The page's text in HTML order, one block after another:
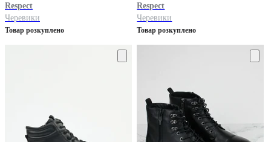
Respect
Черевики
Товар розкуплено
Respect
Черевики
Товар розкуплено